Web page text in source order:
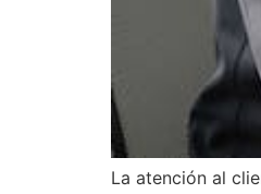
La atención al